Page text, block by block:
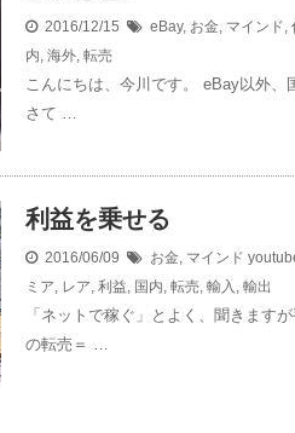
2016/12/15 eBay, お金, マインド,
内, 海外, 転売
こんにちは、今川です。 eBay以外、
さて …
利益を乗せる
2016/06/09 お金, マインド
ミア, レア, 利益, 国内, 転売, 輸入 , 輸出
「ネットで稼ぐ」とよく、聞きます
の転売＝ …